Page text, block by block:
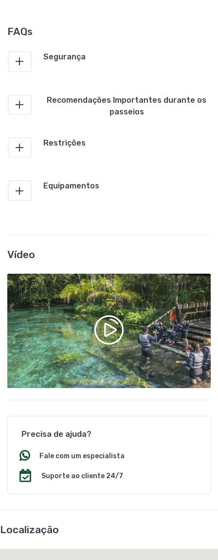
FAQs
Segurança
Recomendações Importantes durante os
passeios
Restrições
Equipamentos
Vídeo
Precisa de ajuda?
Fale com um especialista
Suporte ao cliente 24/7
Localização